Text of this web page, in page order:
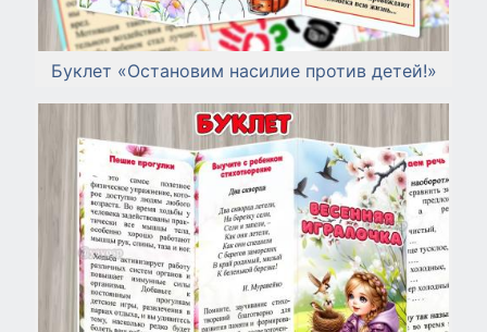
Буклет «Остановим насилие против детей!»